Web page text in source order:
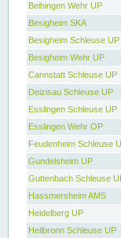
Beihingen Wehr UP
Besigheim SKA
Besigheim Schleuse UP
Besigheim Wehr UP
Cannstatt Schleuse UP
Deizisau Schleuse UP
Esslingen Schleuse UP
Esslingen Wehr OP
Feudenheim Schleuse
Gundelsheim UP
Guttenbach Schleuse
Hassmersheim AMS
Heidelberg UP
Heilbronn Schleuse UP